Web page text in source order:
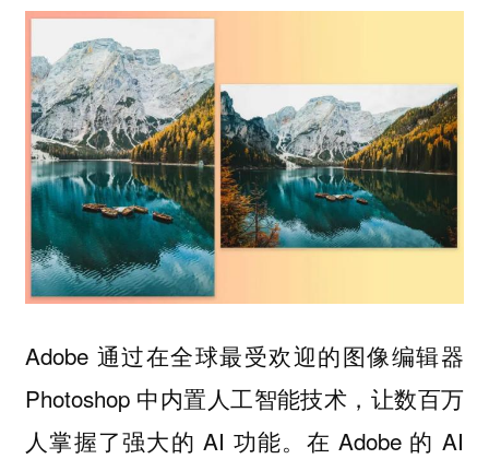
Adobe 通过在全球最受欢迎的图像编辑器
Photoshop 中内置人工智能技术，让数百万
人掌握了强大的 AI 功能。在 Adobe 的 AI